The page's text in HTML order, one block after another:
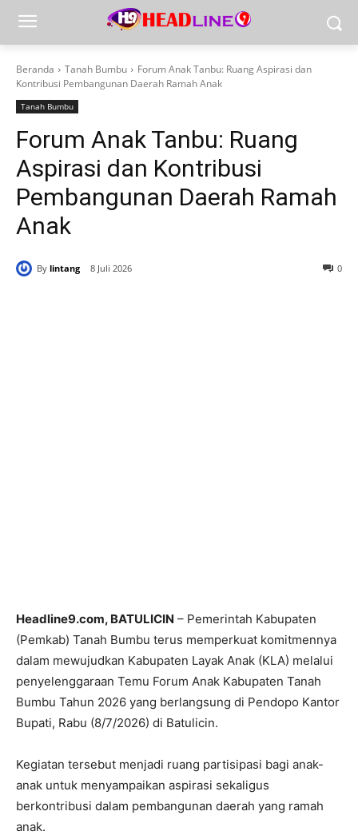
Beranda Tanah Bumbu
Forum Anak Tanbu: Ruang Aspirasi dan
Kontribusi Pembangunan Daerah Ramah Anak
Tanah Bumbu
Forum Anak Tanbu: Ruang
Aspirasi dan Kontribusi
Pembangunan Daerah Ramah
Anak
By lintang 8 Juli 2026 0
Headline9.com, BATULICIN – Pemerintah Kabupaten
(Pemkab) Tanah Bumbu terus memperkuat komitmennya
dalam mewujudkan Kabupaten Layak Anak (KLA) melalui
penyelenggaraan Temu Forum Anak Kabupaten Tanah
Bumbu Tahun 2026 yang berlangsung di Pendopo Kantor
Bupati, Rabu (8/7/2026) di Batulicin.
Kegiatan tersebut menjadi ruang partisipasi bagi anak-
anak untuk menyampaikan aspirasi sekaligus
berkontribusi dalam pembangunan daerah yang ramah
anak.